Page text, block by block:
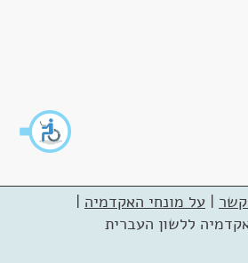
| על מונחי האקדמיה |
ללשון העברית